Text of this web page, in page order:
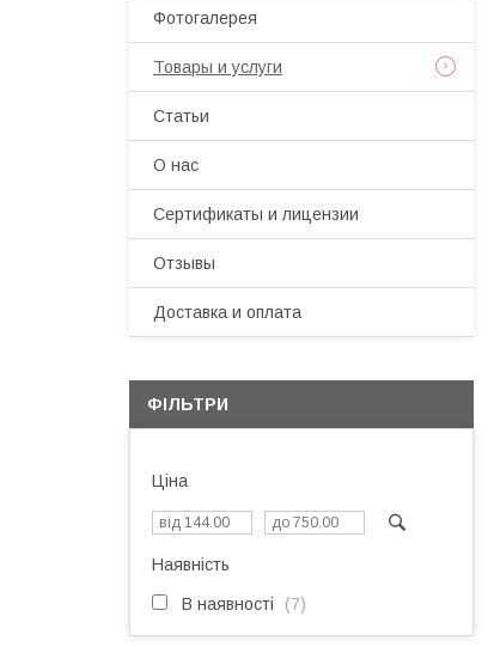
Фотогалерея
Товары и услуги
Статьи
О нас
Сертификаты и лицензии
Отзывы
Доставка и оплата
ФІЛЬТРИ
Ціна
Наявність
В наявності 7